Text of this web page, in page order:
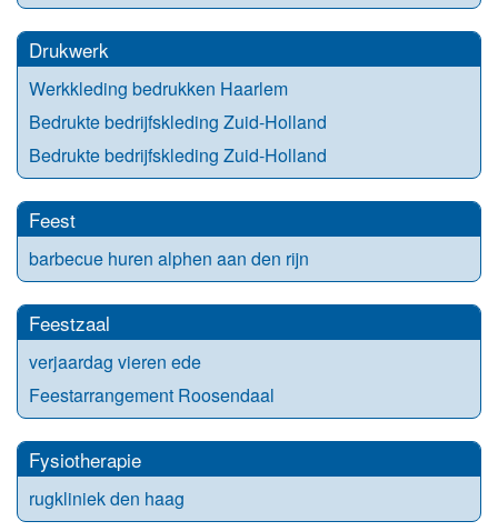
Drukwerk
Werkkleding bedrukken Haarlem
Bedrukte bedrijfskleding Zuid-Holland
Bedrukte bedrijfskleding Zuid-Holland
Feest
barbecue huren alphen aan den rijn
Feestzaal
verjaardag vieren ede
Feestarrangement Roosendaal
Fysiotherapie
rugkliniek den haag